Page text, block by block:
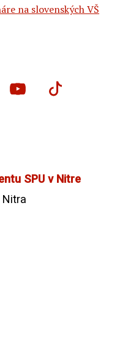
na slovenských VŠ
SPU v Nitre
Nitra